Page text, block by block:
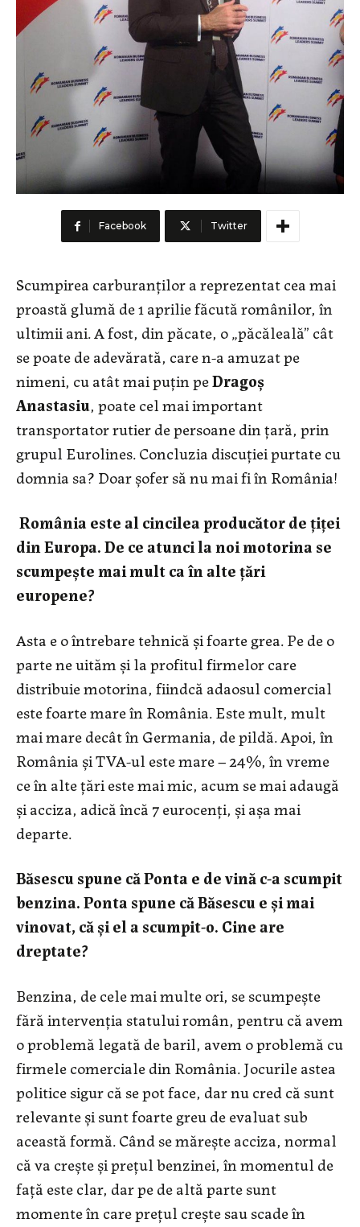
Facebook Twitter
Scumpirea carburanţilor a reprezentat cea mai
proastă glumă de 1 aprilie făcută românilor, în
ultimii ani. A fost, din păcate, o „păcăleală” cât
se poate de adevărată, care n-a amuzat pe
nimeni, cu atât mai puţin peDragoş
Anastasiu, poate cel mai important
transportator rutier de persoane din ţară, prin
grupul Eurolines. Concluzia discuţiei purtate cu
domnia sa? Doar şofer să nu mai fi în România!
România este al cincilea producător de ţiţei
din Europa. De ce atunci la noi motorina se
scumpeşte mai mult ca în alte ţări
europene?
Asta e o întrebare tehnică şi foarte grea. Pe de o
parte ne uităm şi la profitul firmelor care
distribuie motorina, fiindcă adaosul comercial
este foarte mare în România. Este mult, mult
mai mare decât în Germania, de pildă. Apoi, în
România şi TVA-ul este mare – 24%, în vreme
ce în alte ţări este mai mic, acum se mai adaugă
şi acciza, adică încă 7 eurocenţi, şi aşa mai
departe.
Băsescu spune că Ponta e de vină c-a scumpit
benzina. Ponta spune că Băsescu e şi mai
vinovat, că şi el a scumpit-o. Cine are
dreptate?
Benzina, de cele mai multe ori, se scumpeşte
fără intervenţia statului român, pentru că avem
o problemă legată de baril, avem o problemă cu
firmele comerciale din România. Jocurile astea
politice sigur că se pot face, dar nu cred că sunt
relevante şi sunt foarte greu de evaluat sub
această formă. Când se măreşte acciza, normal
că va creşte şi preţul benzinei, în momentul de
faţă este clar, dar pe de altă parte sunt
momente în care preţul creşte sau scade în